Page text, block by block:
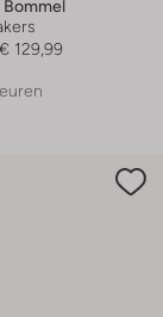
Bommel
€ 129,99